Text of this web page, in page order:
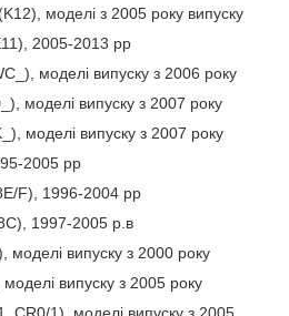
моделі з 2005 року випуску
2005-2013 рр
моделі випуску з 2006 року
моделі випуску з 2007 року
моделі випуску з 2007 року
2005 рр
F), 1996-2004 рр
1997-2005 р.в
моделі випуску з 2000 року
випуску з 2005 року
CR0/1), моделі випуску з 2005